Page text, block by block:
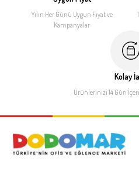
Yılın Her Günü Uygun Fiyatve
Kampanyalar
Kolay
Ürünlerinizi 14 Gün